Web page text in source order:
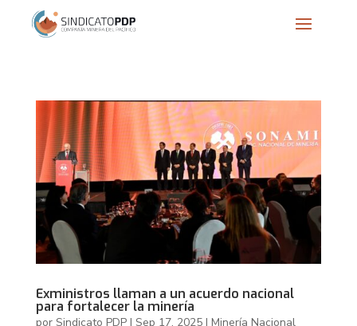
Exministros llaman a un acuerdo nacional
para fortalecer la minería
por Sindicato PDP| Sep 17, 2025| Minería Nacional